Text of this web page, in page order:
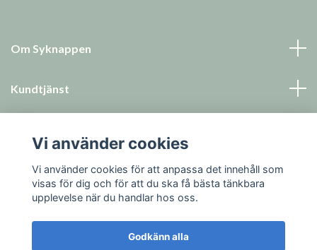
Om Syknappen
Kundtjänst
Sociala medier
Vi använder cookies
Vi använder cookies för att anpassa det innehåll som
visas för dig och för att du ska få bästa tänkbara
upplevelse när du handlar hos oss.
Godkänn alla